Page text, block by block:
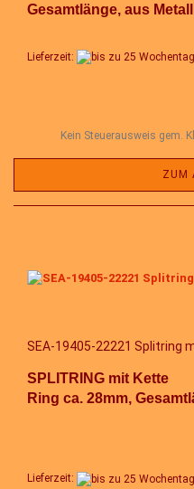
Gesamtlänge, aus Metall
Lieferzeit:
Kein Steuerausweis gem.
ZUM
SEA-19405-22221 Splitring
SPLITRING mit Kette
Ring ca. 28mm,
Lieferzeit: